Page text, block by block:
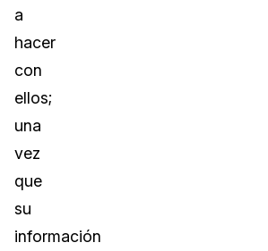
a
hacer
con
ellos;
una
vez
que
su
información